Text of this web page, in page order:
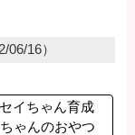
06/16）
イちゃん育成
ゃんのおやつ